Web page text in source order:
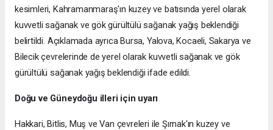
kesimleri, Kahramanmaraş'ın kuzey ve batısında yerel olarak
kuvvetli sağanak ve gök gürültülü sağanak yağış beklendiği
belirtildi. Açıklamada ayrıca Bursa, Yalova, Kocaeli, Sakarya ve
Bilecik çevrelerinde de yerel olarak kuvvetli sağanak ve gök
gürültülü sağanak yağış beklendiği ifade edildi.
Doğu ve Güneydoğu illeri için uyarı
Hakkari, Bitlis, Muş ve Van çevreleri ile Şırnak'ın kuzey ve